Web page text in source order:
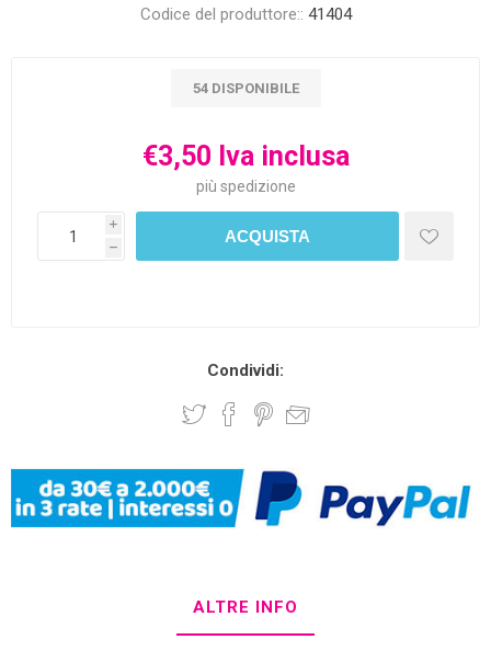
Codice del produttore:: 41404
54 DISPONIBILE
€3,50 Iva inclusa
più spedizione
i
h
Condividi:
ALTRE INFO